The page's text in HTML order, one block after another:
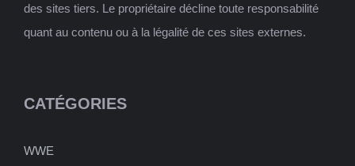
des sites tiers. Le propriétaire décline toute responsabilité
quant au contenu ou à la légalité de ces sites externes.
CATÉGORIES
WWE